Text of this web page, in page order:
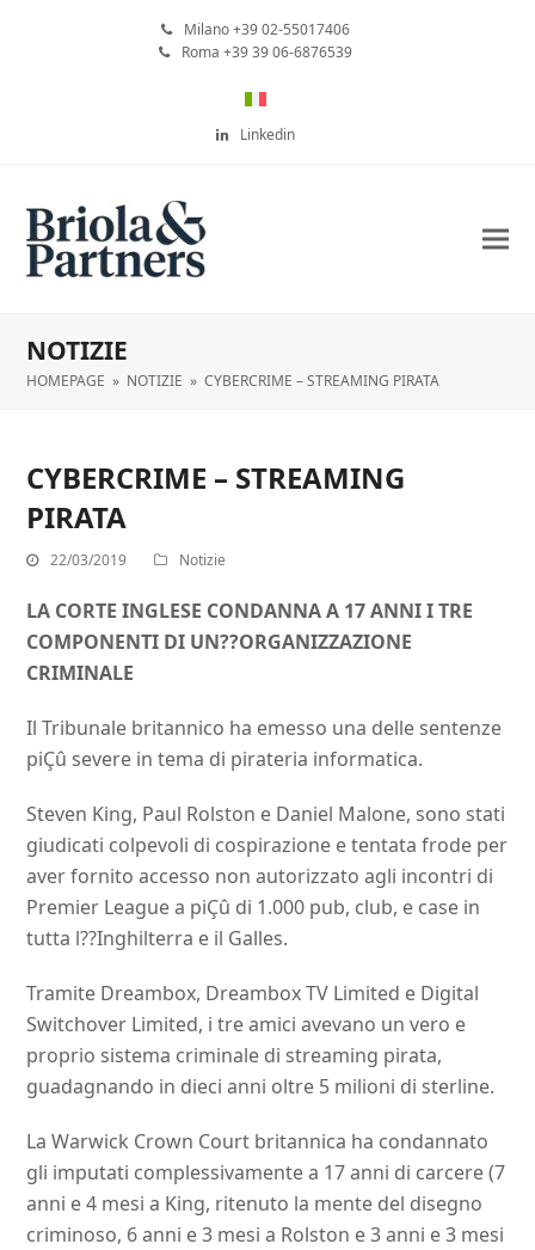
Milano +39 02-55017406
Roma +39 39 06-6876539
Linkedin
NOTIZIE
HOMEPAGE » NOTIZIE » CYBERCRIME – STREAMING PIRATA
CYBERCRIME – STREAMING
PIRATA
22/03/2019 Notizie
LA CORTE INGLESE CONDANNA A 17 ANNI I TRE
COMPONENTI DI UN??ORGANIZZAZIONE
CRIMINALE
Il Tribunale britannico ha emesso una delle sentenze
piÇû severe in tema di pirateria informatica.
Steven King, Paul Rolston e Daniel Malone, sono stati
giudicati colpevoli di cospirazione e tentata frode per
aver fornito accesso non autorizzato agli incontri di
Premier League a piÇû di 1.000 pub, club, e case in
tutta l??Inghilterra e il Galles.
Tramite Dreambox, Dreambox TV Limited e Digital
Switchover Limited, i tre amici avevano un vero e
proprio sistema criminale di streaming pirata,
guadagnando in dieci anni oltre 5 milioni di sterline.
La Warwick Crown Court britannica ha condannato
gli imputati complessivamente a 17 anni di carcere (7
anni e 4 mesi a King, ritenuto la mente del disegno
criminoso, 6 anni e 3 mesi a Rolston e 3 anni e 3 mesi